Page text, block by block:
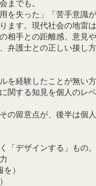
までも。
を失った」「苦手意識
ます。現代社会の地雷
相手との距離感、意見
弁護士との正しい接し
を経験したことが無い
関する知見を個人のレ
の留意点が、後半は個
「デザインする」もの。
）